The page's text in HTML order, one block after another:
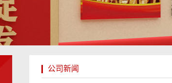
公司新闻